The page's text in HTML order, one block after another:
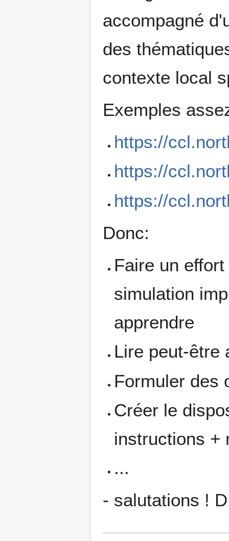
accompagné
des
contexte local
Exemples
https://
https://
https://
Donc:
Faire un
simulation
apprendre
Lire peut-être
Formuler des
Créer le
instructions +
...
- salutations !